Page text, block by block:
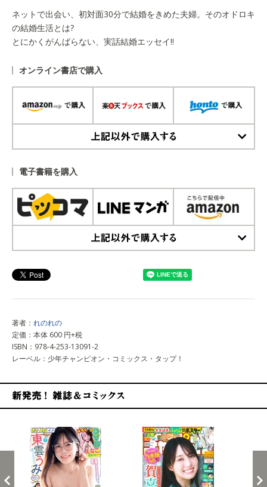
ネットで出会い、初対面30分で結婚をきめた夫婦。そのオドロキ
の結婚生活とは?
とにかくがんばらない、実話結婚エッセイ!!
オンライン書店で購入
電子書籍を購入
著者： れのれの
定価：本体 600 円+税
ISBN：978-4-253-13091-2
レーベル：少年チャンピオン・コミックス・タップ！